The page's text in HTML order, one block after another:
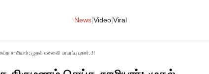
News Video Viral
முதல் மனைவி பரபரப்பு புகார்..!!